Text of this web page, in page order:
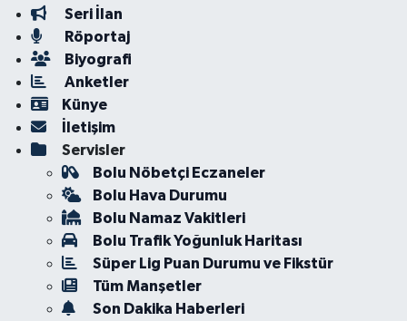
Seri İlan
Röportaj
Biyografi
Anketler
Künye
İletişim
Servisler
Bolu Nöbetçi Eczaneler
Bolu Hava Durumu
Bolu Namaz Vakitleri
Bolu Trafik Yoğunluk Haritası
Süper Lig Puan Durumu ve Fikstür
Tüm Manşetler
Son Dakika Haberleri